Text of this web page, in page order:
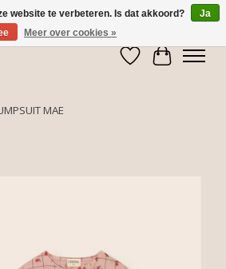
Verlanglijst
MAE
website te verbeteren. Is dat akkoord?
Ja
Meer over cookies »